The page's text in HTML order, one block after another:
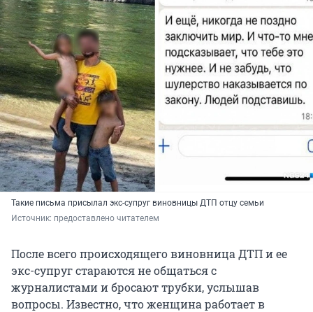
Такие письма присылал экс-супруг виновницы ДТП отцу семьи
Источник: предоставлено читателем
После всего происходящего виновница ДТП и ее
экс-супруг стараются не общаться с
журналистами и бросают трубки, услышав
вопросы. Известно, что женщина работает в